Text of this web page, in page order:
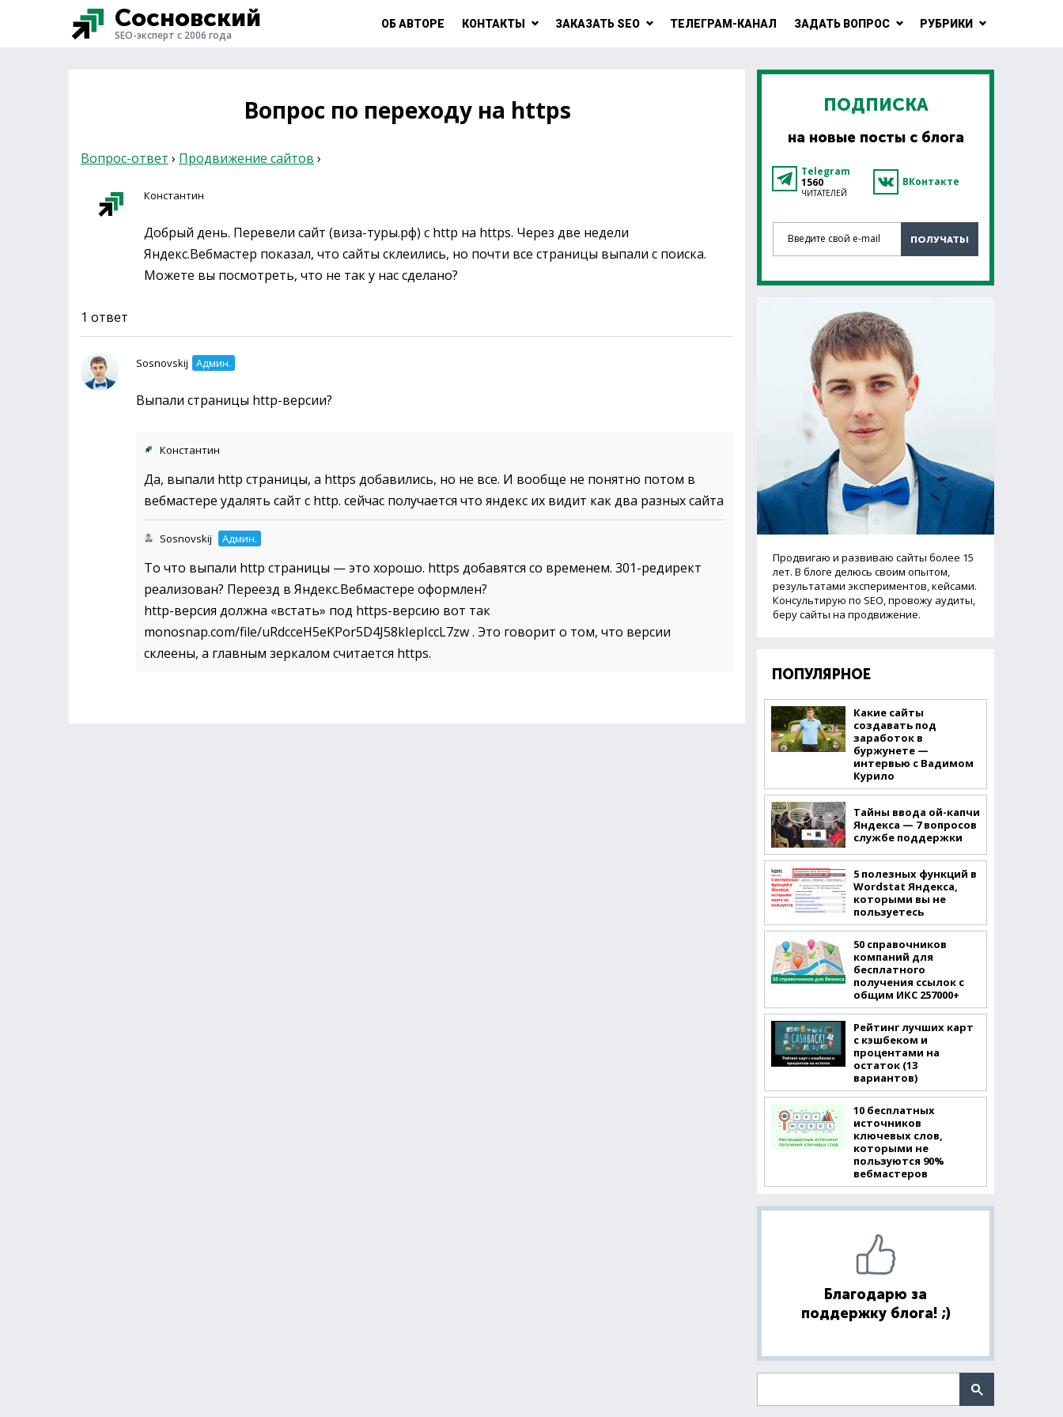
Сосновский
SEO-эксперт с 2006 года
ОБ АВТОРЕ КОНТАКТЫ ЗАКАЗАТЬ SEO ТЕЛЕГРАМ-КАНАЛ ЗАДАТЬ ВОПРОС РУБРИКИ
Вопрос по переходу на https
Вопрос-ответ › Продвижение сайтов ›
Константин
Добрый день. Перевели сайт (виза-туры.рф) с http на https. Через две недели
Яндекс.Вебмастер показал, что сайты склеились, но почти все страницы выпали с поиска.
Можете вы посмотреть, что не так у нас сделано?
1 ответ
Sosnovskij Админ.
Выпали страницы http-версии?
Константин
Да, выпали http страницы, а https добавились, но не все. И вообще не понятно потом в
вебмастере удалять сайт с http. сейчас получается что яндекс их видит как два разных сайта
Sosnovskij Админ.
То что выпали http страницы — это хорошо. https добавятся со временем. 301-редирект
реализован? Переезд в Яндекс.Вебмастере оформлен?
http-версия должна «встать» под https-версию вот так
monosnap.com/file/uRdcceH5eKPor5D4J58kIepIccL7zw . Это говорит о том, что версии
склеены, а главным зеркалом считается https.
ПОДПИСКА
на новые посты с блога
Telegram
1560
ЧИТАТЕЛЕЙ
ВКонтакте
Введите свой e-mail
ПОЛУЧАТЬ!
Продвигаю и развиваю сайты более 15
лет. В блоге делюсь своим опытом,
результатами экспериментов, кейсами.
Консультирую по SEO, провожу аудиты,
беру сайты на продвижение.
ПОПУЛЯРНОЕ
Какие сайты
создавать под
заработок в
буржунете —
интервью с Вадимом
Курило
Тайны ввода ой-капчи
Яндекса — 7 вопросов
службе поддержки
5 полезных функций в
Wordstat Яндекса,
которыми вы не
пользуетесь
50 справочников
компаний для
бесплатного
получения ссылок с
общим ИКС 257000+
Рейтинг лучших карт
с кэшбеком и
процентами на
остаток (13
вариантов)
10 бесплатных
источников
ключевых слов,
которыми не
пользуются 90%
вебмастеров
Благодарю за
поддержку блога! ;)
Поиск по сайту